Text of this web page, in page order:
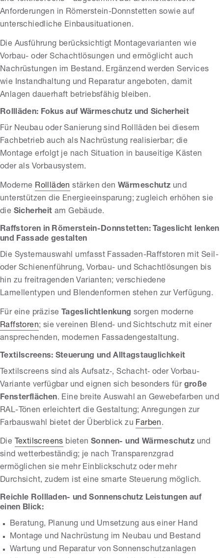
Anforderungen in Römerstein-Donnstetten sowie auf
unterschiedliche Einbausituationen.
Die Ausführung berücksichtigt Montagevarianten wie
Vorbau- oder Schachtlösungen und ermöglicht auch
Nachrüstungen im Bestand. Ergänzend werden Services
wie Instandhaltung und Reparatur angeboten, damit
Anlagen dauerhaft betriebsfähig bleiben.
Rollläden: Fokus auf Wärmeschutz und Sicherheit
Für Neubau oder Sanierung sind Rollläden bei diesem
Fachbetrieb auch als Nachrüstung realisierbar; die
Montage erfolgt je nach Situation in bauseitige Kästen
oder als Vorbausystem.
Moderne Rollläden stärken den Wärmeschutz und
unterstützen die Energieeinsparung; zugleich erhöhen sie
die Sicherheit am Gebäude.
Raffstoren in Römerstein-Donnstetten: Tageslicht lenken
und Fassade gestalten
Die Systemauswahl umfasst Fassaden-Raffstoren mit Seil-
oder Schienenführung, Vorbau- und Schachtlösungen bis
hin zu freitragenden Varianten; verschiedene
Lamellentypen und Blendenformen stehen zur Verfügung.
Für eine präzise Tageslichtlenkung sorgen moderne
Raffstoren; sie vereinen Blend- und Sichtschutz mit einer
ansprechenden, modernen Fassadengestaltung.
Textilscreens: Steuerung und Alltagstauglichkeit
Textilscreens sind als Aufsatz‑, Schacht‑ oder Vorbau-
Variante verfügbar und eignen sich besonders für große
Fensterflächen. Eine breite Auswahl an Gewebefarben und
RAL-Tönen erleichtert die Gestaltung; Anregungen zur
Farbauswahl bietet der Überblick zu Farben.
Die Textilscreens bietenSonnen- und Wärmeschutz und
sind wetterbeständig; je nach Transparenzgrad
ermöglichen sie mehr Einblickschutz oder mehr
Durchsicht, zudem ist eine smarte Steuerung möglich.
Reichle Rollladen- und Sonnenschutz Leistungen auf
einen Blick:
Beratung, Planung und Umsetzung aus einer Hand
Montage und Nachrüstung im Neubau und Bestand
Wartung und Reparatur von Sonnenschutzanlagen